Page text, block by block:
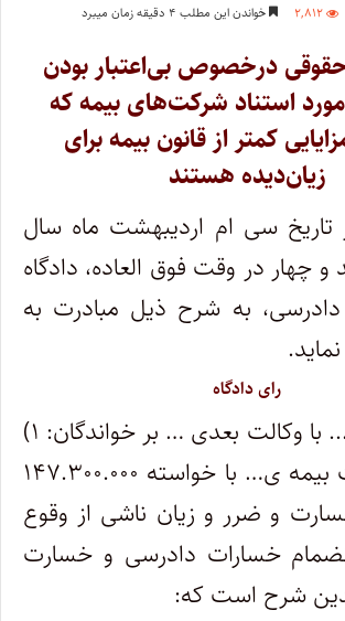
۲,۸۱۲ خواندن این مطلب ۴ دقیقه زمان میبرد
حقوقی درخصوص بی‌اعتبار بودن
مورد استناد شرکت‌های بیمه که
کمتر از قانون بیمه برای
زیان‌دیده هستند
سی ام اردیبهشت ماه سال
چهار در وقت فوق العاده، دادگاه
دادرسی، به شرح ذیل مبادرت به
رای دادگاه
دعوای آقای ….. با وکالت بعدی … بر خواندگان: ۱)
… و ۲) شرکت بیمه ی… با خواسته ۱۴۷.۳۰۰.۰۰۰
و ضرر و زیان ناشی از وقوع
خسارات دادرسی و خسارت
بدین شرح است که: